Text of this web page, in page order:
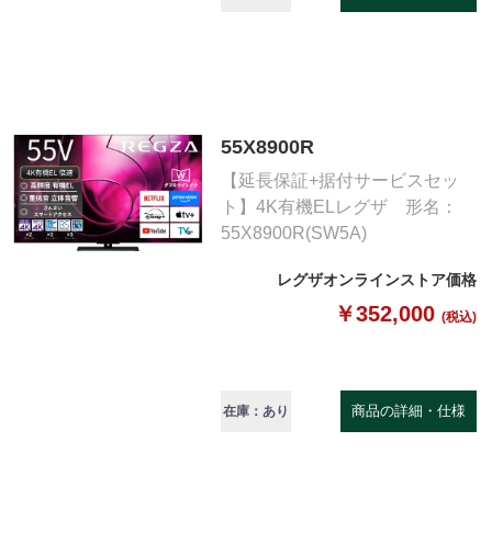
55X8900R
【延長保証+据付サービスセッ
ト】4K有機ELレグザ 形名：
55X8900R(SW5A)
レグザオンラインストア価格
￥352,000 (税込)
在庫：あり 商品の詳細・仕様